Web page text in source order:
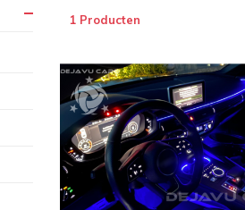
1 Producten